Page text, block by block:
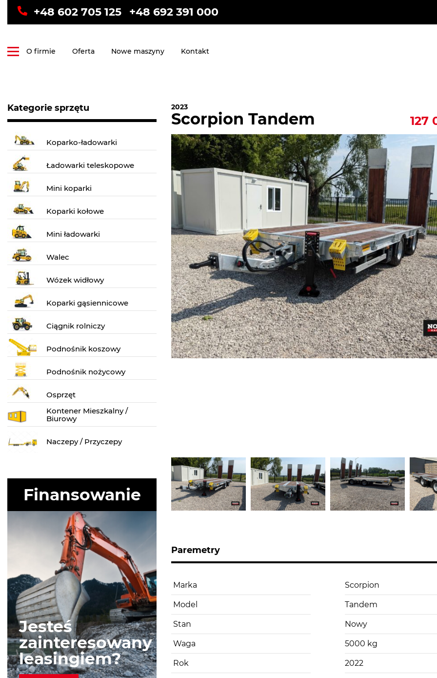
+48 602 705 125 +48 692 391 000
O firmie Oferta Nowe maszyny Kontakt
Kategorie sprzętu
Koparko-ładowarki
Ładowarki teleskopowe
Mini koparki
Koparki kołowe
Mini ładowarki
Walec
Wózek widłowy
Koparki gąsiennicowe
Ciągnik rolniczy
Podnośnik koszowy
Podnośnik nożycowy
Osprzęt
Kontener Mieszkalny /
Biurowy
Naczepy / Przyczepy
Finansowanie
Jesteś
zainteresowany
leasingiem?
2023
Scorpion Tandem 127
Paremetry
Marka Scorpion
Model Tandem
Stan Nowy
Waga 5000 kg
Rok 2022